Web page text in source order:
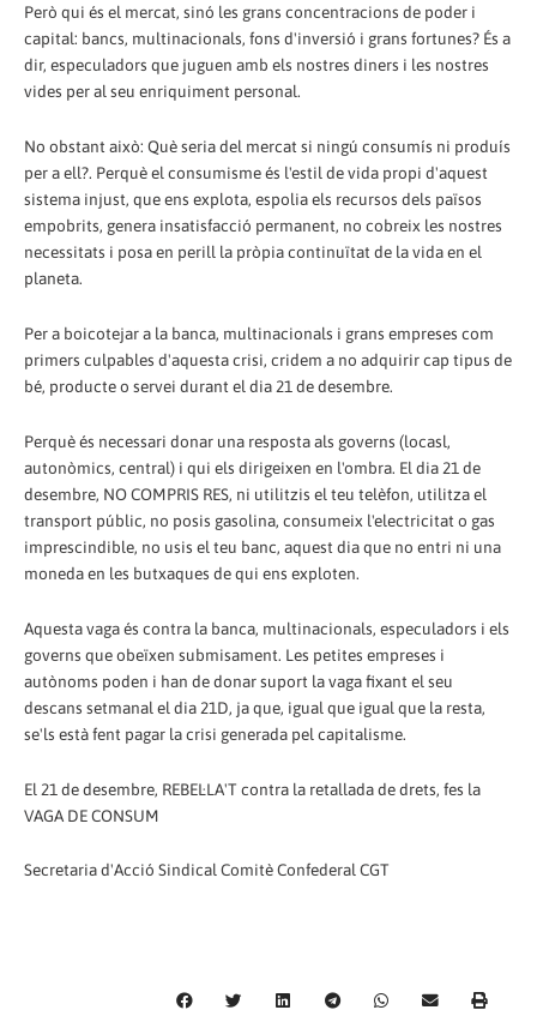
Però qui és el mercat, sinó les grans concentracions de poder i
capital: bancs, multinacionals, fons d'inversió i grans fortunes? És a
dir, especuladors que juguen amb els nostres diners i les nostres
vides per al seu enriquiment personal.
No obstant això: Què seria del mercat si ningú consumís ni produís
per a ell?. Perquè el consumisme és l'estil de vida propi d'aquest
sistema injust, que ens explota, espolia els recursos dels països
empobrits, genera insatisfacció permanent, no cobreix les nostres
necessitats i posa en perill la pròpia continuïtat de la vida en el
planeta.
Per a boicotejar a la banca, multinacionals i grans empreses com
primers culpables d'aquesta crisi, cridem a no adquirir cap tipus de
bé, producte o servei durant el dia 21 de desembre.
Perquè és necessari donar una resposta als governs (locasl,
autonòmics, central) i qui els dirigeixen en l'ombra. El dia 21 de
desembre, NO COMPRIS RES, ni utilitzis el teu telèfon, utilitza el
transport públic, no posis gasolina, consumeix l'electricitat o gas
imprescindible, no usis el teu banc, aquest dia que no entri ni una
moneda en les butxaques de qui ens exploten.
Aquesta vaga és contra la banca, multinacionals, especuladors i els
governs que obeïxen submisament. Les petites empreses i
autònoms poden i han de donar suport la vaga fixant el seu
descans setmanal el dia 21D, ja que, igual que igual que la resta,
se'ls està fent pagar la crisi generada pel capitalisme.
El 21 de desembre, REBEL·LA'T contra la retallada de drets, fes la
VAGA DE CONSUM
Secretaria d'Acció Sindical Comitè Confederal CGT